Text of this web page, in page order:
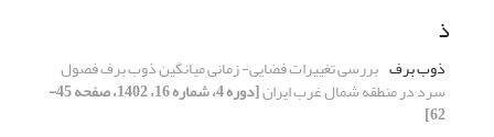
ذ
ذوب برف بررسی تغییرات فضایی- زمانی میانگین ذوب برف فصول
سرد در منطقه شمال غرب ایران [دوره 4، شماره 16، 1402، صفحه 45-
62]